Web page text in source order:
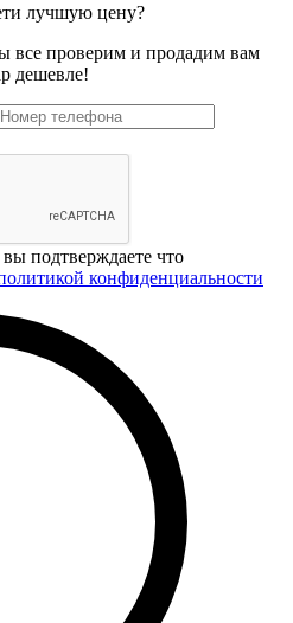
лучшую цену?
все проверим и продадим вам
дешевле!
подтверждаете что
конфиденциальности